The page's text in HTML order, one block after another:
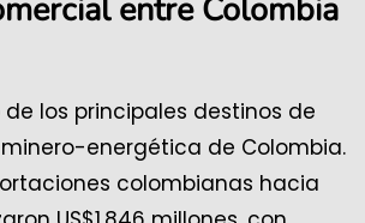
entre Colombia
de los principales destinos de
energética de Colombia.
colombianas hacia